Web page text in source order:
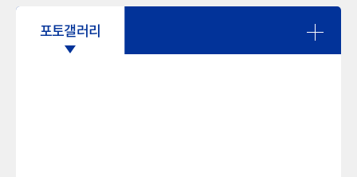
업추천 #취업성공 #학과소식 #취업지원 #커
난 4월 10일 금요일, 미래관 시청각실에서 선배
와의 만남 특강이 진행되었습니다😊
포토갤러리